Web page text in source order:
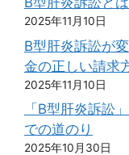
2025年11月10日
B型肝炎訴訟が
金の正しい請求
2025年11月10日
「B型肝炎訴訟
での道のり
2025年10月30日